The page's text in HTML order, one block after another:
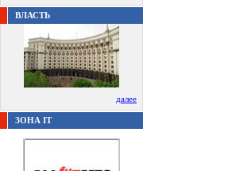
ВЛАСТЬ
далее
ЗОНА IT